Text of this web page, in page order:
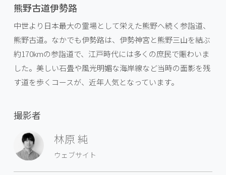
熊野古道伊勢路
中世より日本最大の霊場として栄えた熊野へ続く参詣道、
熊野古道。なかでも伊勢路は、伊勢神宮と熊野三山を結ぶ
約170kmの参詣道で、江戸時代には多くの庶民で賑わいま
した。美しい石畳や風光明媚な海岸線など当時の面影を残
す道を歩くコースが、近年人気となっています。
撮影者
林原 純
ウェブサイト